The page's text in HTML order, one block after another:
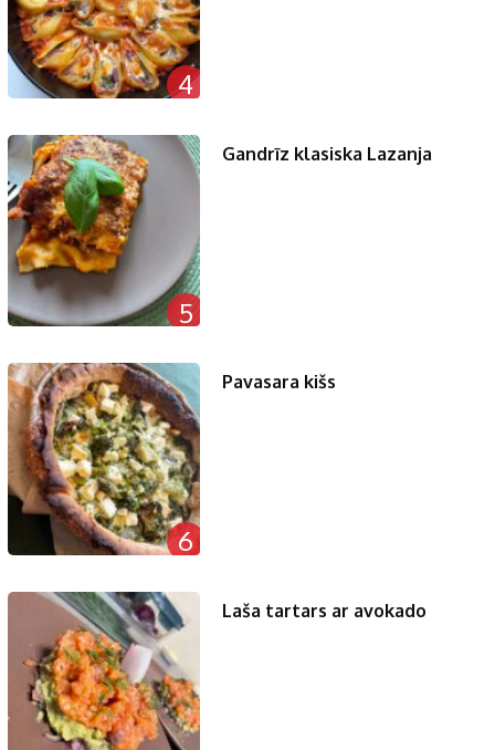
4
5
Gandrīz klasiska Lazanja
6
Pavasara kišs
Laša tartars ar avokado